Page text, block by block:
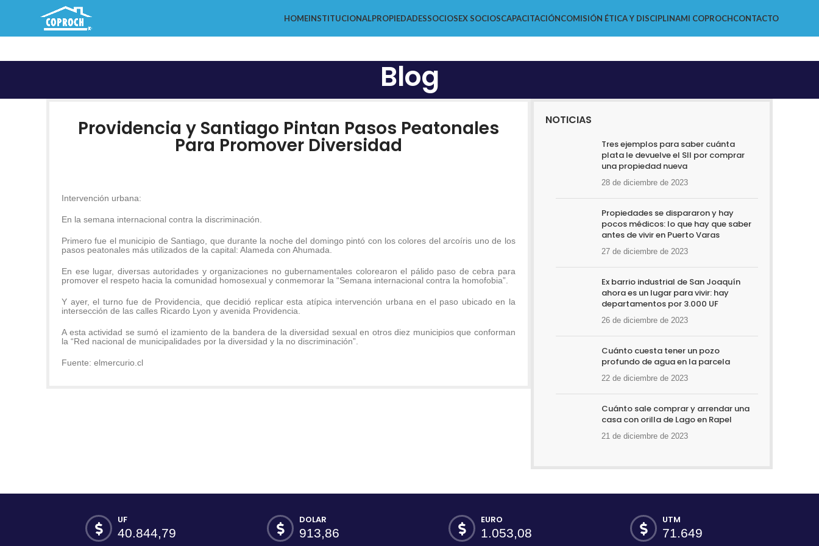
HOMEINSTITUCIONALPROPIEDADESSOCIOSEX SOCIOSCAPACITACIÓNCOMISIÓN ÉTICA Y DISCIPLINAMI COPROCHCONTACTO
Blog
Providencia y Santiago Pintan Pasos Peatonales
Para Promover Diversidad
Intervención urbana:
En la semana internacional contra la discriminación.
Primero fue el municipio de Santiago, que durante la noche del domingo pintó con los colores del arcoíris uno de los
pasos peatonales más utilizados de la capital: Alameda con Ahumada.
En ese lugar, diversas autoridades y organizaciones no gubernamentales colorearon el pálido paso de cebra para
promover el respeto hacia la comunidad homosexual y conmemorar la “Semana internacional contra la homofobia”.
Y ayer, el turno fue de Providencia, que decidió replicar esta atípica intervención urbana en el paso ubicado en la
intersección de las calles Ricardo Lyon y avenida Providencia.
A esta actividad se sumó el izamiento de la bandera de la diversidad sexual en otros diez municipios que conforman
la “Red nacional de municipalidades por la diversidad y la no discriminación”.
Fuente: elmercurio.cl
NOTICIAS
Tres ejemplos para saber cuánta
plata le devuelve el SII por comprar
una propiedad nueva
28 de diciembre de 2023
Propiedades se dispararon y hay
pocos médicos: lo que hay que saber
antes de vivir en Puerto Varas
27 de diciembre de 2023
Ex barrio industrial de San Joaquín
ahora es un lugar para vivir: hay
departamentos por 3.000 UF
26 de diciembre de 2023
Cuánto cuesta tener un pozo
profundo de agua en la parcela
22 de diciembre de 2023
Cuánto sale comprar y arrendar una
casa con orilla de Lago en Rapel
21 de diciembre de 2023
UF
40.844,79
DOLAR
913,86
EURO
1.053,08
UTM
71.649